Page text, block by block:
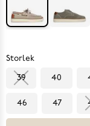
Storlek
39 40
46 47